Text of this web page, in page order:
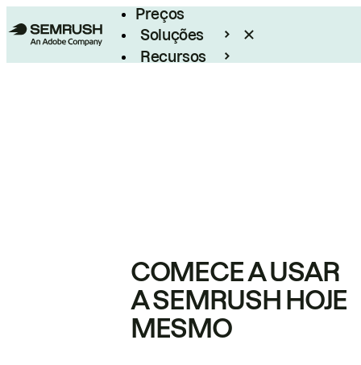
Preços
Soluções
Recursos
COMECE A USAR
A SEMRUSH HOJE
MESMO